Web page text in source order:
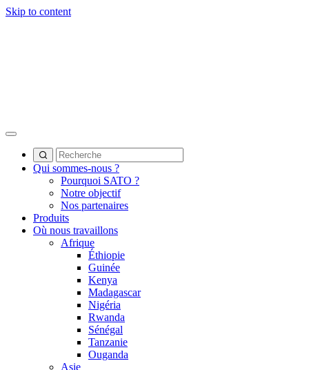
Skip to content
Qui sommes-nous ?
Pourquoi SATO ?
Notre objectif
Nos partenaires
Produits
Où nous travaillons
Afrique
Éthiopie
Guinée
Kenya
Madagascar
Nigéria
Rwanda
Sénégal
Tanzanie
Ouganda
Asie